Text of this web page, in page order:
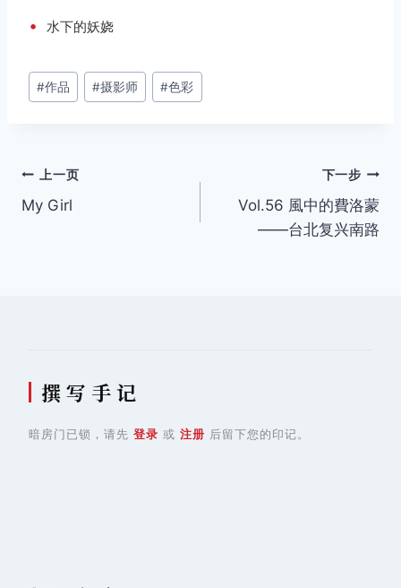
• 水下的妖娆
文
章
#作品 #摄影师 #色彩
文
章
上一页
My Girl
下一步
Vol.56 風中的費洛蒙
——台北复兴南路
撰 写 手 记
暗房门已锁，请先 登录 或 注册 后留下您的印记。